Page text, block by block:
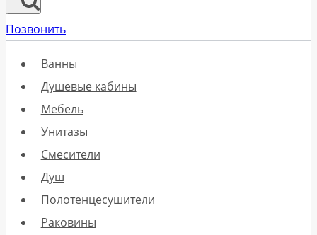
Позвонить
Ванны
Душевые кабины
Мебель
Унитазы
Смесители
Душ
Полотенцесушители
Раковины